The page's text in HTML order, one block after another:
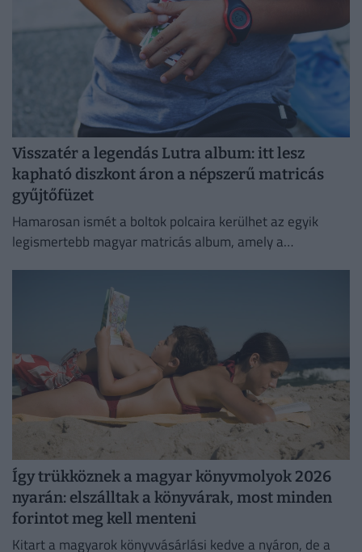
Visszatér a legendás Lutra album: itt lesz
kapható diszkont áron a népszerű matricás
gyűjtőfüzet
Hamarosan ismét a boltok polcaira kerülhet az egyik
legismertebb magyar matricás album, amely a
Így trükköznek a magyar könyvmolyok 2026
nyarán: elszálltak a könyvárak, most minden
forintot meg kell menteni
Kitart a magyarok könyvvásárlási kedve a nyáron, de a